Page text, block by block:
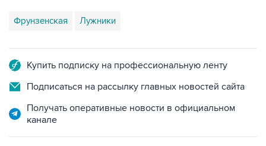
Фрунзенская Лужники
Купить подписку на профессиональную ленту
Подписаться на рассылку главных новостей сайта
Получать оперативные новости в официальном
канале